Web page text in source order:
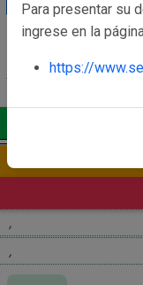
Para presentar su
ingrese en la
https://
Contraseña
,
,